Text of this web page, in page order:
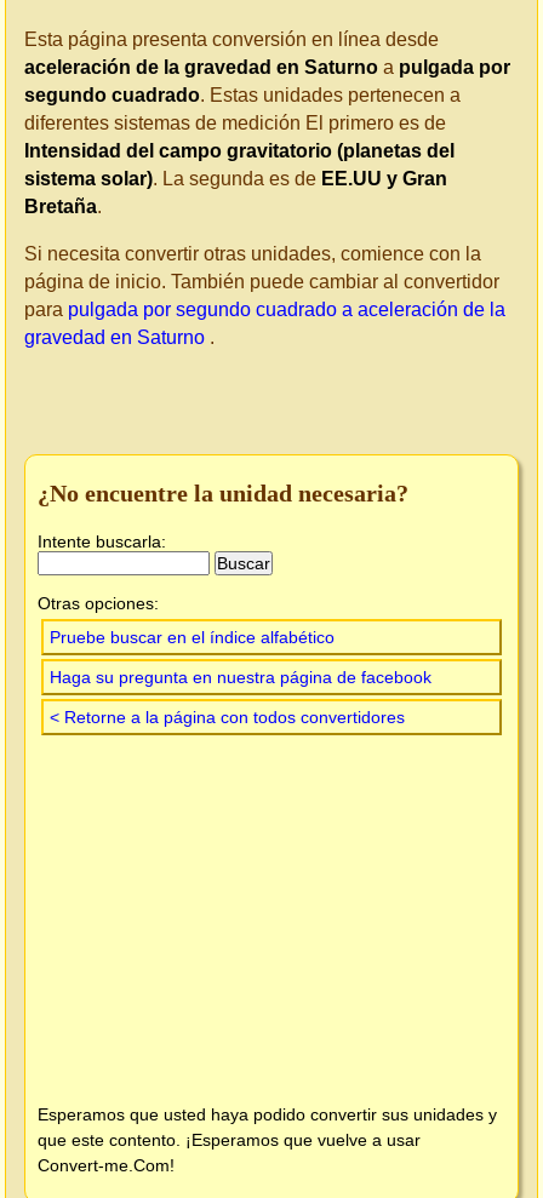
Esta página presenta conversión en línea desde
aceleración de la gravedad en Saturno a pulgada por
segundo cuadrado. Estas unidades pertenecen a
diferentes sistemas de medición El primero es de
Intensidad del campo gravitatorio (planetas del
sistema solar). La segunda es de EE.UU y Gran
Bretaña.
Si necesita convertir otras unidades, comience con la
página de inicio. También puede cambiar al convertidor
para pulgada por segundo cuadrado a aceleración de la
gravedad en Saturno .
¿No encuentre la unidad necesaria?
Intente buscarla:
Otras opciones:
Pruebe buscar en el índice alfabético
Haga su pregunta en nuestra página de facebook
< Retorne a la página con todos convertidores
Esperamos que usted haya podido convertir sus unidades y
que este contento. ¡Esperamos que vuelve a usar
Convert-me.Com!